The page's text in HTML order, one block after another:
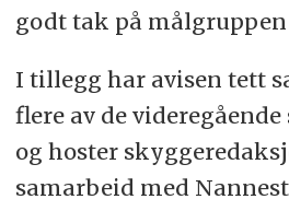
godt tak på målgruppen
I tillegg har avisen tett
flere av de
og hoster
samarbeid med